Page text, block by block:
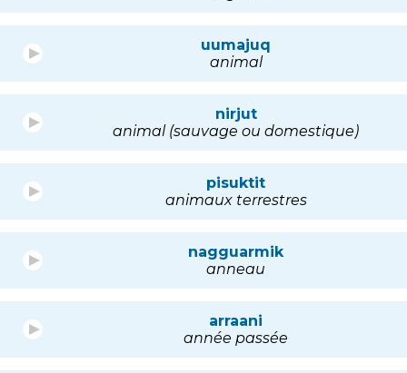
uumajuq
animal
nirjut
animal (sauvage ou domestique)
pisuktit
animaux terrestres
nagguarmik
anneau
arraani
année passée